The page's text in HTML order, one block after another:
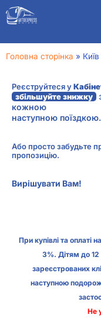
Головна сторінка »
Реєструйтеся у
збільшуйте знижку
кожною
наступною
Або просто забудьте
пропозицію.
Вирішувати Вам!
При купівлі та оплаті
3%. Дітям до
зареєстрованих
наступною
Не